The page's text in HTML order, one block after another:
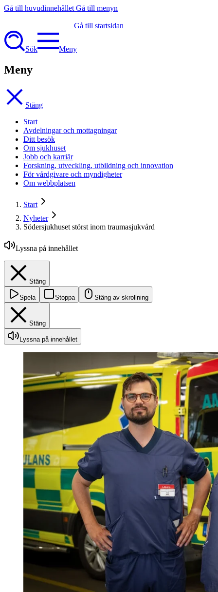
Gå till huvudinnehållet Gå till menyn
Gå till startsidan
Sök Meny
Meny
Stäng
Start
Avdelningar och mottagningar
Ditt besök
Om sjukhuset
Jobb och karriär
Forskning, utveckling, utbildning och innovation
För vårdgivare och myndigheter
Om webbplatsen
Start
Nyheter
Södersjukhuset störst inom traumasjukvård
Lyssna på innehållet
Stäng
Spela Stoppa Stäng av skrollning
Stäng
Lyssna på innehållet